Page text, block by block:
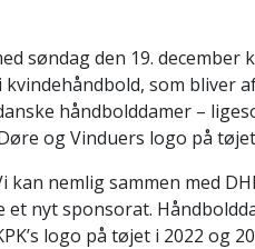
søndag den 19. december
som bliver
håndbolddamer –
og Vinduers logo på
nemlig sammen med
nyt sponsorat.
logo på tøjet i 2022 og